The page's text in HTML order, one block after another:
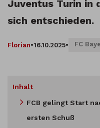
Juventus Turin in
sich entschieden.
Florian•16.10.2025• FC
Inhalt
FCB gelingt Start
ersten Schuß